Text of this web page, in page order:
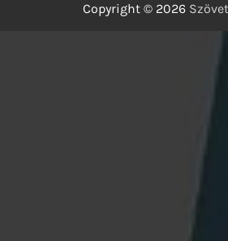
Copyright © 2026